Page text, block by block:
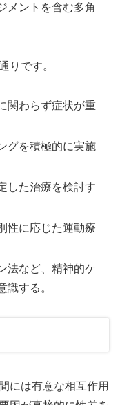
メントを含む多角
りです。
関わらず症状が重
グを積極的に実施
した治療を検討す
性に応じた運動療
法など、精神的ケ
識する。
には有意な相互作用